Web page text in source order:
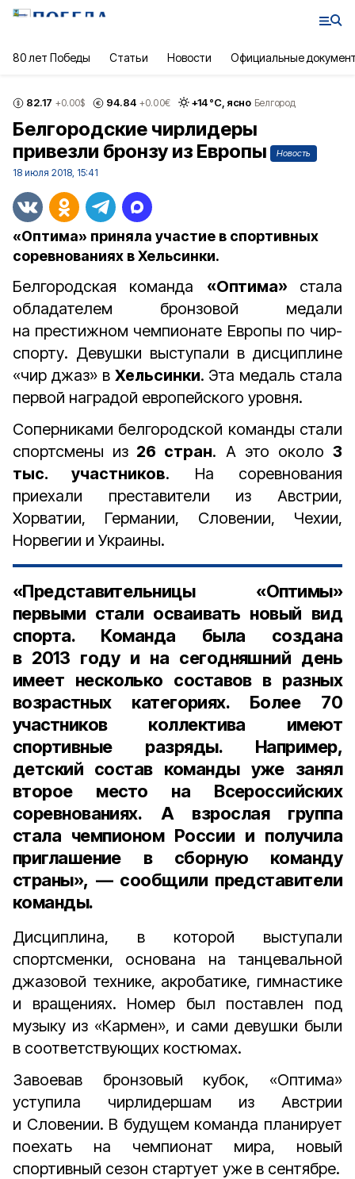
80 лет Победы Статьи Новости Официальные
82.17 +0.00$ 94.84 +0.00€ +14°С, ясно Белгород
Белгородские чирлидеры
привезли бронзу из Европы
Новость
18 июля 2018, 15:41
«Оптима» приняла участие в спортивных
соревнованиях в Хельсинки.
Белгородская команда «Оптима» стала
обладателем бронзовой медали
на престижном чемпионате Европы по чир-
спорту. Девушки выступали в дисциплине
«чир джаз» в Хельсинки. Эта медаль стала
первой наградой европейского уровня.
Соперниками белгородской команды стали
спортсмены из 26 стран. А это около3
тыс. участников. На соревнования
приехали преставители из Австрии,
Хорватии, Германии, Словении, Чехии,
Норвегии и Украины.
«Представительницы «Оптимы»
первыми стали осваивать новый вид
спорта. Команда была создана
в 2013 году и на сегодняшний день
имеет несколько составов в разных
возрастных категориях. Более 70
участников коллектива имеют
спортивные разряды. Например,
детский состав команды уже занял
второе место на Всероссийских
соревнованиях. А взрослая группа
стала чемпионом России и получила
приглашение в сборную команду
страны», — сообщили представители
команды.
Дисциплина, в которой выступали
спортсменки, основана на танцевальной
джазовой технике, акробатике, гимнастике
и вращениях. Номер был поставлен под
музыку из «Кармен», и сами девушки были
в соответствующих костюмах.
Завоевав бронзовый кубок, «Оптима»
уступила чирлидершам из Австрии
и Словении. В будущем команда планирует
поехать на чемпионат мира, новый
спортивный сезон стартует уже в сентябре.